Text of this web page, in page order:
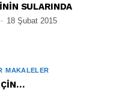
SULARINDA
18 Şubat 2015
MAKALELER